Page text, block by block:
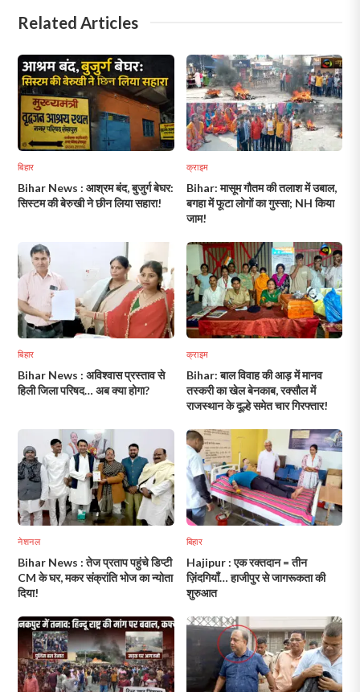
Related Articles
बिहार
Bihar News : आश्रम बंद, बुजुर्ग बेघर:
सिस्टम की बेरुखी ने छीन लिया सहारा!
क्राइम
Bihar: मासूम गौतम की तलाश में उबाल,
बगहा में फूटा लोगों का गुस्सा; NH किया
जाम!
बिहार
Bihar News : अविश्वास प्रस्ताव से
हिली जिला परिषद… अब क्या होगा?
क्राइम
Bihar: बाल विवाह की आड़ में मानव
तस्करी का खेल बेनकाब, रक्सौल में
राजस्थान के दूल्हे समेत चार गिरफ्तार!
नेशनल
Bihar News : तेज प्रताप पहुंचे डिप्टी
CM के घर, मकर संक्रांति भोज का न्योता
दिया!
बिहार
Hajipur : एक रक्तदान = तीन
ज़िंदगियाँ… हाजीपुर से जागरूकता की
शुरुआत